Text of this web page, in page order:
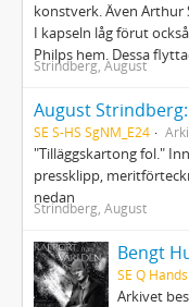
konstverk. Även Arthur
I kapseln låg förut
Philps hem. Dessa
Strindberg, August
August
SE S-HS SgNM_E24
"Tilläggskartong fol."
pressklipp,
nedan
Strindberg, August
Bengt
SE Q
Arkivet